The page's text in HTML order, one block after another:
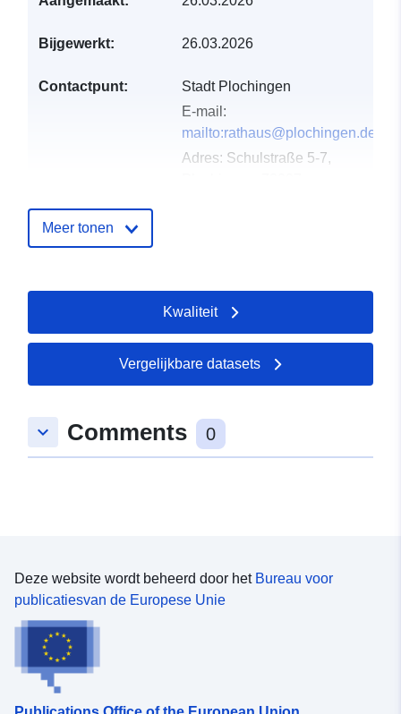
Bijgewerkt: 26.03.2026
Contactpunt:
Stadt Plochingen
E-mail:
mailto:rathaus@plochingen.de
Adres: Schulstraße 5-7,
Catalogusregister
Toegevoegd aan data.europa.eu:
11 April 2026
Bijgewerkt op data.europa.eu:
July 2026
48.7119277 ], [ 9.4256773,
48.7119277 ], [ 9.4256773,
Is conform:
Bron:
http://data.europa.eu/eli/reg/2009/
uriRef:
Meer tonen
Kwaliteit
Vergelijkbare datasets
keyboard_arrow_down Comments 0
Deze website wordt beheerd door het Bureau voor
publicatiesvan de Europese Unie